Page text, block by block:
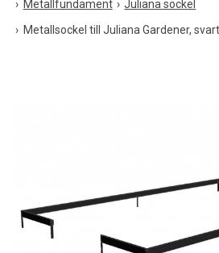
Metallfundament
Juliana sockel
Metallsockel till Juliana Gardener, svart